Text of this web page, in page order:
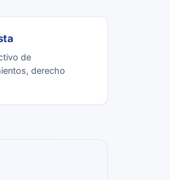
de
derecho